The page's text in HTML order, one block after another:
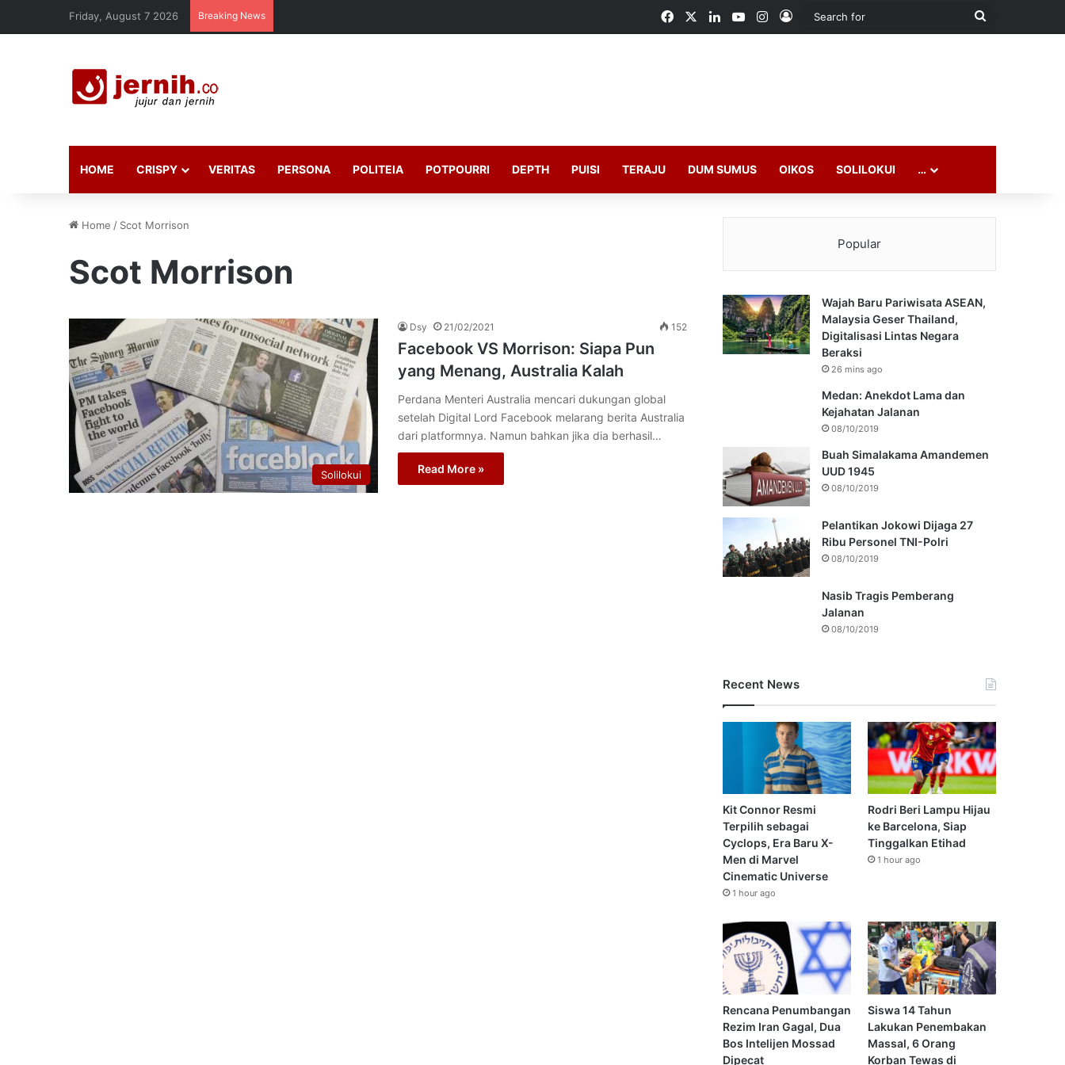
Friday, August 7 2026 Breaking News FacebookLinkedInYouTubeInstagram
Log In
Search
HOME CRISPY VERITAS PERSONA POLITEIA POTPOURRI DEPTH PUISI TERAJU DUM SUMUS OIKOS SOLILOKUI …
Home / Scot Morrison
Scot Morrison
Solilokui
Dsy 21/02/2021 152
Facebook VS Morrison: Siapa Pun
yang Menang, Australia Kalah
Perdana Menteri Australia mencari dukungan global
setelah Digital Lord Facebook melarang berita Australia
dari platformnya. Namun bahkan jika dia berhasil…
Read More »
Popular
Wajah Baru Pariwisata ASEAN,
Malaysia Geser Thailand,
Digitalisasi Lintas Negara
Beraksi
26 mins ago
Medan: Anekdot Lama dan
Kejahatan Jalanan
08/10/2019
Buah Simalakama Amandemen
UUD 1945
08/10/2019
Pelantikan Jokowi Dijaga 27
Ribu Personel TNI-Polri
08/10/2019
Nasib Tragis Pemberang
Jalanan
08/10/2019
Recent News
Kit Connor Resmi
Terpilih sebagai
Cyclops, Era Baru X-
Men di Marvel
Cinematic Universe
1 hour ago
Rodri Beri Lampu Hijau
ke Barcelona, Siap
Tinggalkan Etihad
1 hour ago
Rencana Penumbangan
Rezim Iran Gagal, Dua
Bos Intelijen Mossad
Dipecat
Siswa 14 Tahun
Lakukan Penembakan
Massal, 6 Orang
Korban Tewas di